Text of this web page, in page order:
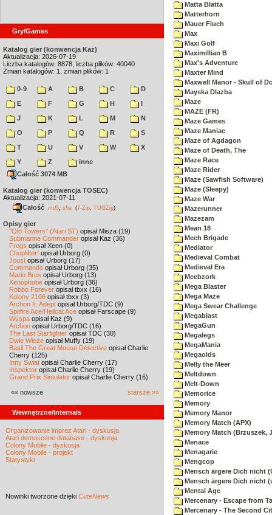
Gry/Games
Katalog gier (konwencja Kaz)
Aktualizacja: 2026-07-19
Liczba katalogów: 8878, liczba plików: 40040
Zmian katalogów: 1, zmian plików: 1
0-9 A B C
D
E
F G H
I
J
K L M
N
O
P Q R
S
T
U V W
X
Y
Z
inne
Całość 3074 MB
Katalog gier (konwencja TOSEC)
Aktualizacja: 2021-07-11
Całość md5 sha (7-Zip TUGZip)
Opisy gier
"Old Towers" (Atari ST) opisał Misza (19)
Submarine Commander opisał Kaz (36)
Frogs opisał Xeen (0)
Choplifter! opisał Urborg (0)
Joust opisał Urborg (17)
Commando opisał Urborg (35)
Mario Bros opisał Urborg (13)
Xenophobe opisał Urborg (36)
Robbo Forever opisał tbxx (16)
Kolony 2106 opisał tbxx (3)
Archon II: Adept opisał Urborg/TDC (9)
Spitfire Ace/Hellcat Ace opisał Farscape (9)
Wyspa opisał Kaz (9)
Archon opisał Urborg/TDC (16)
The Last Starfighter opisał TDC (30)
Dwie Wieże opisał Muffy (19)
Basil The Great Mouse Detective opisał Charlie
Cherry (125)
Inny Świat opisał Charlie Cherry (17)
Inspektor opisał Charlie Cherry (19)
Grand Prix Simulator opisał Charlie Cherry (16)
«« nowsze starsze »»
Wewnętrzne/Internals
Organizowanie imprez Atari - dyskusja
Atari demoscene database - dyskusja
Colony Mobile - dyskusja
Colony Mobile - projekt
Statystyki
Nowinki tworzone dzięki CuteNews
Matta Blatta
Matterhorn
Mauer Fluch
Max
Maxi Golf
Maximillian B
Max's Adventure
Maxter Mind
Maxwell Manor - Skull of
Mayska Dlazba
Maze
MAZE (FR)
Maze Games
Maze Maniac
Maze of Agdagon
Maze of Death, The
Maze Race
Maze Rider
Maze (Sawfish Software)
Maze (Sleepy)
Maze War
Mazerunner
Mazezam
Mean 18
Mech Brigade
Mediator
Medieval Combat
Medieval Era
Meebzork
Mega Blaster
Mega Maze
Mega Swear Challenge
Megablast
MegaGun
Megalegs
MegaMania
Megaoids
Melly the Meer
Meltdown
Melt-Down
Memorice
Memory
Memory Manor
Memory Match (APX)
Memory Match (Brzuszek,
Menace
Menagarie
Mengcop
Mensch ärgere Dich nicht
Mensch ärgere Dich nicht
Mental Age
Mercenary - Escape from
Mercenary - The Second